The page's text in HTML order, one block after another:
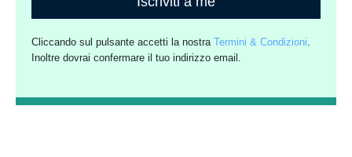
Cliccando sul pulsante accetti la nostraTermini & Condizioni
Inoltre dovrai confermare il tuo indirizzo email.